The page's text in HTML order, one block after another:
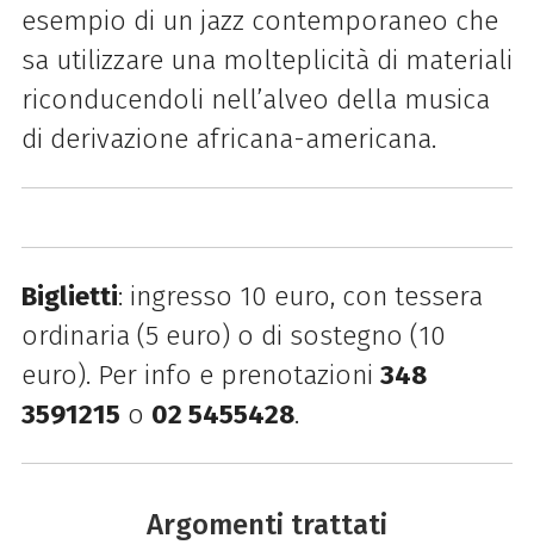
esempio di un jazz contemporaneo che
sa utilizzare una molteplicità di materiali
riconducendoli nell’alveo della musica
di derivazione africana-americana.
Biglietti: ingresso 10 euro, con tessera
ordinaria (5 euro) o di sostegno (10
euro). Per info e prenotazioni 348
3591215 o 02 5455428.
Argomenti trattati